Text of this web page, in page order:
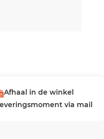
Afhaal in de winkel
via mail